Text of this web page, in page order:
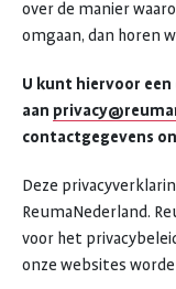
over de manier
omgaan, dan horen
U kunt hiervoor
aan
contactgegevens
Deze
ReumaNederland.
voor het
onze websites